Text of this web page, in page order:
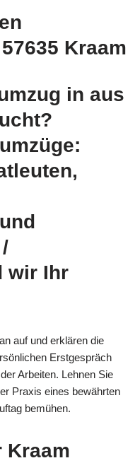
Kraam
in aus
wir Ihr
auf und erklären die
Erstgespräch
Arbeiten. Lehnen Sie
Praxis eines bewährten
bemühen.
Kraam